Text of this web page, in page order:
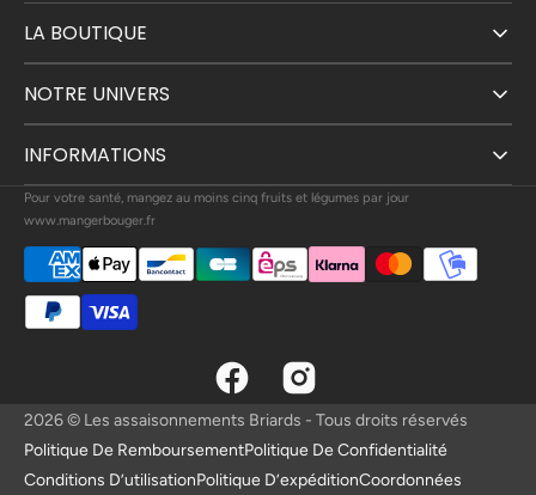
LA BOUTIQUE
NOTRE UNIVERS
INFORMATIONS
Pour votre santé, mangez au moins cinq fruits et légumes par jour
www.mangerbouger.fr
Facebook Instagram
2026© Les assaisonnements Briards - Tous droits réservés
Politique De RemboursementPolitique De Confidentialité
Conditions D’utilisationPolitique D’expéditionCoordonnées